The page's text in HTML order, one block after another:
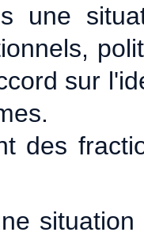
une
sur
des